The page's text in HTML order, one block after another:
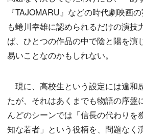
『TAJOMARU』などの時代劇映画
も蜷川幸雄に認められるだけの演技
ば、ひとつの作品の中で陰と陽を演
易いことなのかもしれない。
現に、高校生という設定には違和
たが、それはあくまでも物語の序盤
んどのシーンでは「信長の代わりを
知な若者」という役柄を、問題なく